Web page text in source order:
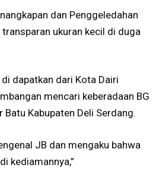
dan Penggeledahan
ukuran kecil di duga
dapatkan dari Kota Dairi
mencari keberadaan BG
Kabupaten Deli Serdang.
JB dan mengaku bahwa
kediamannya,”